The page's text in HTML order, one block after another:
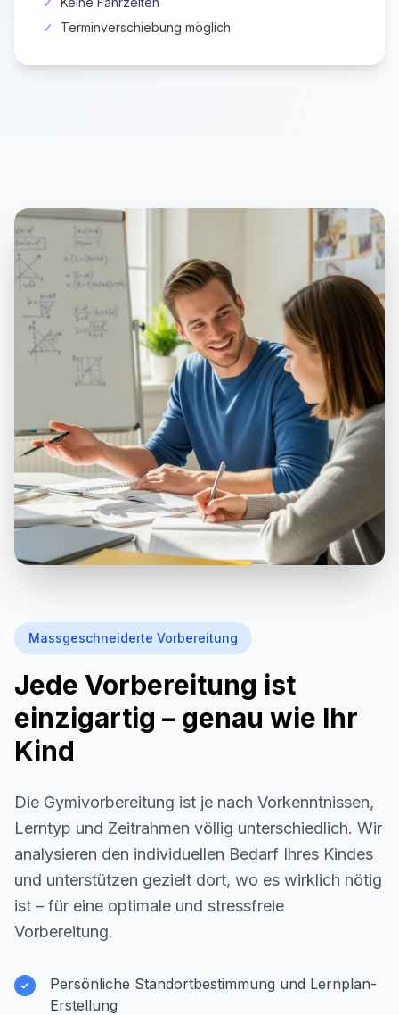
✓
Terminverschiebung möglich
Massgeschneiderte Vorbereitung
Jede Vorbereitung ist
einzigartig – genau wie Ihr
Kind
Die Gymivorbereitung ist je nach Vorkenntnissen,
Lerntyp und Zeitrahmen völlig unterschiedlich. Wir
analysieren den individuellen Bedarf Ihres Kindes
und unterstützen gezielt dort, wo es wirklich nötig
ist – für eine optimale und stressfreie
Vorbereitung.
Persönliche Standortbestimmung und Lernplan-
Erstellung